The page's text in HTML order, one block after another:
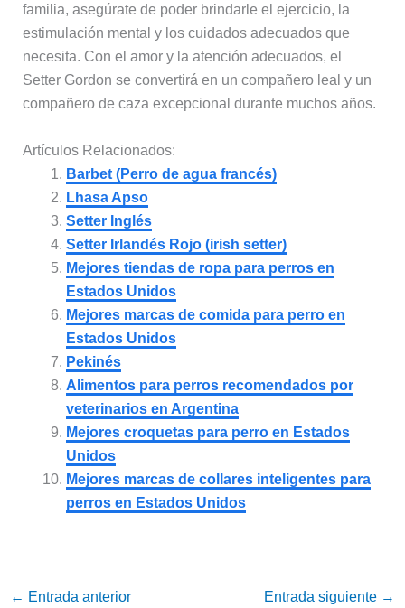
familia, asegúrate de poder brindarle el ejercicio, la
estimulación mental y los cuidados adecuados que
necesita. Con el amor y la atención adecuados, el
Setter Gordon se convertirá en un compañero leal y un
compañero de caza excepcional durante muchos años.
Artículos Relacionados:
Barbet (Perro de agua francés)
Lhasa Apso
Setter Inglés
Setter Irlandés Rojo (irish setter)
Mejores tiendas de ropa para perros en
Estados Unidos
Mejores marcas de comida para perro en
Estados Unidos
Pekinés
Alimentos para perros recomendados por
veterinarios en Argentina
Mejores croquetas para perro en Estados
Unidos
Mejores marcas de collares inteligentes para
perros en Estados Unidos
← Entrada anterior Entrada siguiente →